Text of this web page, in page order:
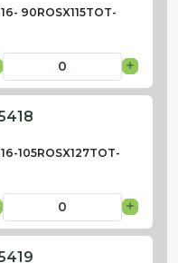
90ROSX115TOT-
105ROSX127TOT-